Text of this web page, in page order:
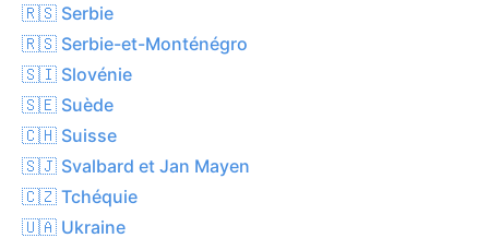
🇷🇸 Serbie
🇷🇸 Serbie-et-Monténégro
🇸🇮 Slovénie
🇸🇪 Suède
🇨🇭 Suisse
🇸🇯 Svalbard et Jan Mayen
🇨🇿 Tchéquie
🇺🇦 Ukraine